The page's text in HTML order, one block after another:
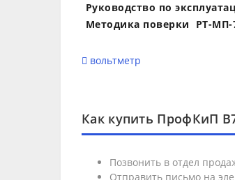
Руководство по
Методика поверки РТ-МП-
вольтметр
Как купить ПрофКиП
Позвонить в отдел
Отправить письмо на